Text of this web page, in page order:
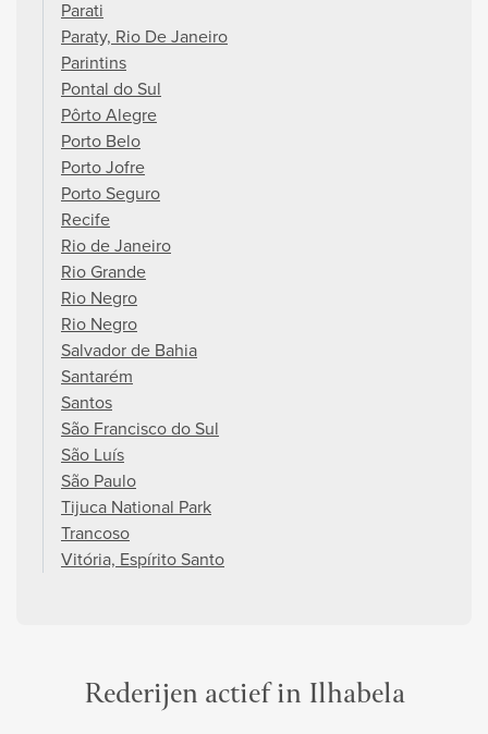
Parati
Paraty, Rio De Janeiro
Parintins
Pontal do Sul
Pôrto Alegre
Porto Belo
Porto Jofre
Porto Seguro
Recife
Rio de Janeiro
Rio Grande
Rio Negro
Rio Negro
Salvador de Bahia
Santarém
Santos
São Francisco do Sul
São Luís
São Paulo
Tijuca National Park
Trancoso
Vitória, Espírito Santo
Rederijen actief in Ilhabela